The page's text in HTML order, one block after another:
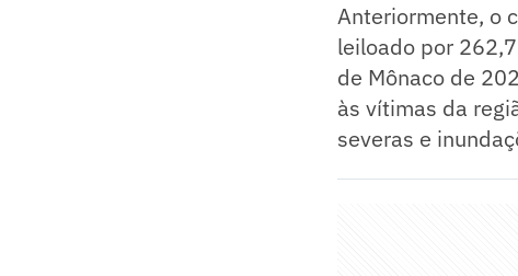
Anteriormente, o
leiloado por
de Mônaco de
às vítimas da
severas e